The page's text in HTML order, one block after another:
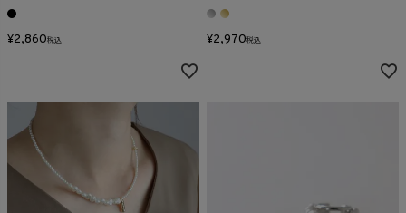
¥2,860税込 ¥2,970税込